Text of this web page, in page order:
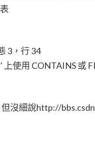
3，行 34
上使用 CONTAINS 或
沒細說http://